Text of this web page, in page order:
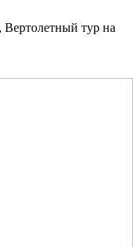
тур на